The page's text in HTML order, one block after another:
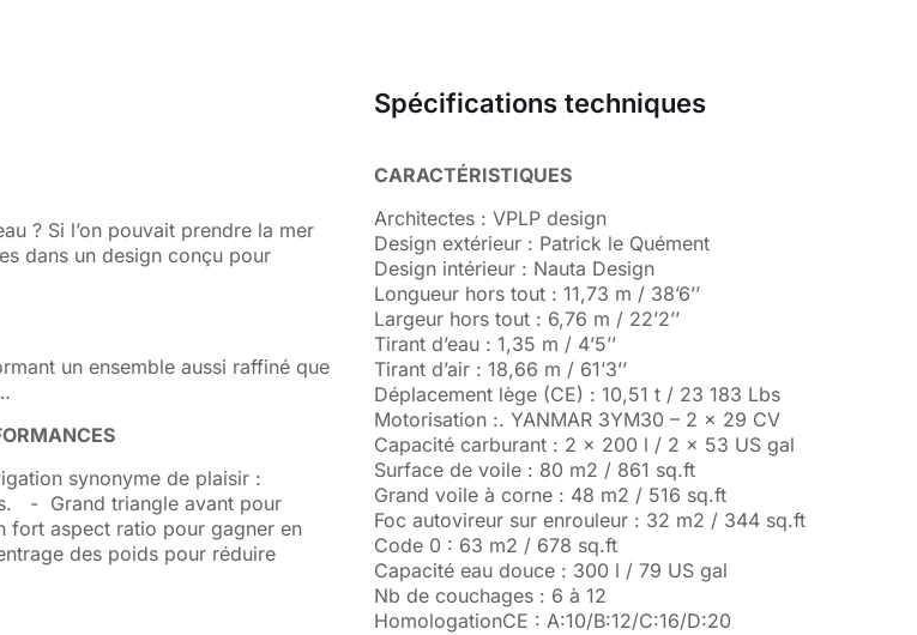
? Si l’on pouvait prendre la mer
dans un design conçu pour
un ensemble aussi raffiné que
synonyme de plaisir :
- Grand triangle avant pour
aspect ratio pour gagner en
des poids pour réduire
Spécifications techniques
CARACTÉRISTIQUES
Architectes : VPLP design
Design extérieur : Patrick le Quément
Design intérieur : Nauta Design
Longueur hors tout : 11,73 m / 38’6’’
Largeur hors tout : 6,76 m / 22’2’’
Tirant d’eau : 1,35 m / 4’5’’
Tirant d’air : 18,66 m / 61’3’’
Déplacement lège (CE) : 10,51 t / 23 183 Lbs
Motorisation :. YANMAR 3YM30 – 2 x 29 CV
Capacité carburant : 2 x 200 l / 2 x 53 US gal
Surface de voile : 80 m2 / 861 sq.ft
Grand voile à corne : 48 m2 / 516 sq.ft
Foc autovireur sur enrouleur : 32 m2 / 344 sq.ft
Code 0 : 63 m2 / 678 sq.ft
Capacité eau douce : 300 l / 79 US gal
Nb de couchages : 6 à 12
HomologationCE : A:10/B:12/C:16/D:20